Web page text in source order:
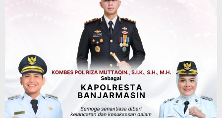
Dipadamkan, Kadishut Kalsel
Memimpin Langsung Aksi di Lapangan
Advertorial Pemkab Balangan
Silaturahmi ke DPRD Balangan, Kapolres
AKBP Arif Mansyur Perkuat Koordinasi
Keamanan Daerah